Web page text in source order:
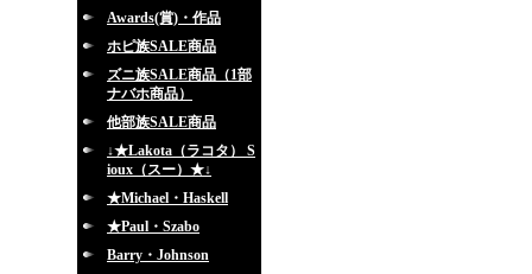
Awards(賞)・作品
ホピ族SALE商品
ズニ族SALE商品（1部
ナバホ商品）
他部族SALE商品
↓★Lakota（ラコタ） S
ioux（スー）★↓
★Michael・Haskell
★Paul・Szabo
Barry・Johnson